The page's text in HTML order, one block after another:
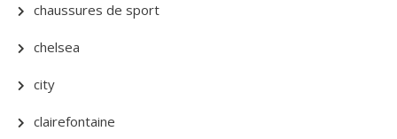
chaussures de sport
chelsea
city
clairefontaine